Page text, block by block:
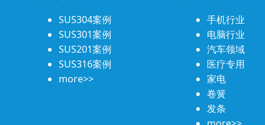
SUS304案例
SUS301案例
SUS201案例
SUS316案例
more>>
手机行业
电脑行业
汽车领域
医疗专用
家电
卷簧
发条